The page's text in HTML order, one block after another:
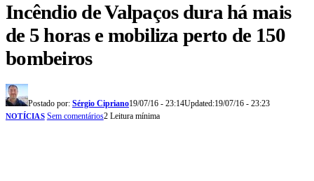
Incêndio de Valpaços dura há mais
de 5 horas e mobiliza perto de 150
bombeiros
Postado por: Sérgio Cipriano19/07/16 - 23:14Updated:19/07/16 - 23:23
NOTÍCIAS Sem comentários2 Leitura mínima